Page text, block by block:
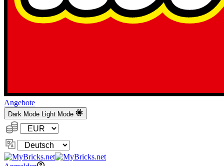
Angebote
Dark Mode Light Mode
Währung:
Sprache
ändern